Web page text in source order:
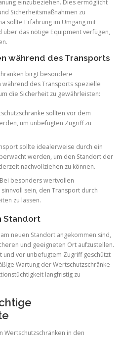
einzubeziehen. Dies ermöglicht
Sicherheitsmaßnahmen zu
sollte Erfahrung im Umgang mit
über das nötige Equipment verfügen,
während des Transports
birgt besondere
während des Transports spezielle
die Sicherheit zu gewährleisten:
sollten vor dem
um unbefugten Zugriff zu
sollte idealerweise durch ein
werden, um den Standort der
nachvollziehen zu können.
besonders wertvollen
sein, den Transport durch
zu lassen.
Standort
neuen Standort angekommen sind,
und geeigneten Ort aufzustellen.
und vor unbefugtem Zugriff geschützt
Wartung der Wertschutzschränke
langfristig zu
Wertschutzschränken in den